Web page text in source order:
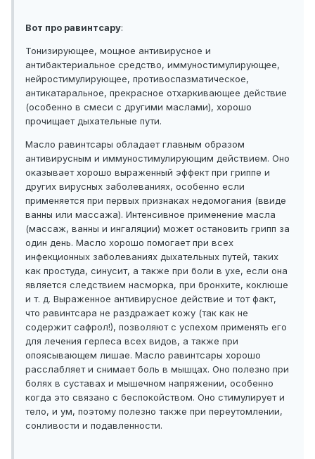
Вот про равинтсару:
Тонизирующее, мощное антивирусное и
антибактериальное средство, иммуностимулирующее,
нейростимулирующее, противоспазматическое,
антикатаральное, прекрасное отхаркивающее действие
(особенно в смеси с другими маслами), хорошо
прочищает дыхательные пути.
Масло равинтсары обладает главным образом
антивирусным и иммуностимулирующим действием. Оно
оказывает хорошо выраженный эффект при гриппе и
других вирусных заболеваниях, особенно если
применяется при первых признаках недомогания (ввиде
ванны или массажа). Интенсивное применение масла
(массаж, ванны и ингаляции) может остановить грипп за
один день. Масло хорошо помогает при всех
инфекционных заболеваниях дыхательных путей, таких
как простуда, синусит, а также при боли в ухе, если она
является следствием насморка, при бронхите, коклюше
и т. д. Выраженное антивирусное действие и тот факт,
что равинтсара не раздражает кожу (так как не
содержит сафрол!), позволяют с успехом применять его
для лечения герпеса всех видов, а также при
опоясывающем лишае. Масло равинтсары хорошо
расслабляет и снимает боль в мышцах. Оно полезно при
болях в суставах и мышечном напряжении, особенно
когда это связано с беспокойством. Оно стимулирует и
тело, и ум, поэтому полезно также при переутомлении,
сонливости и подавленности.